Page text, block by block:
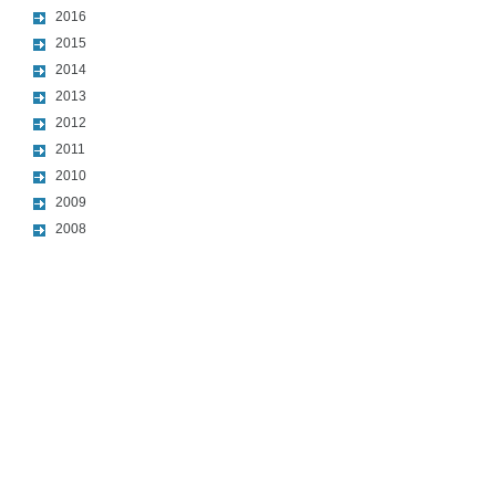
2016
2015
2014
2013
2012
2011
2010
2009
2008